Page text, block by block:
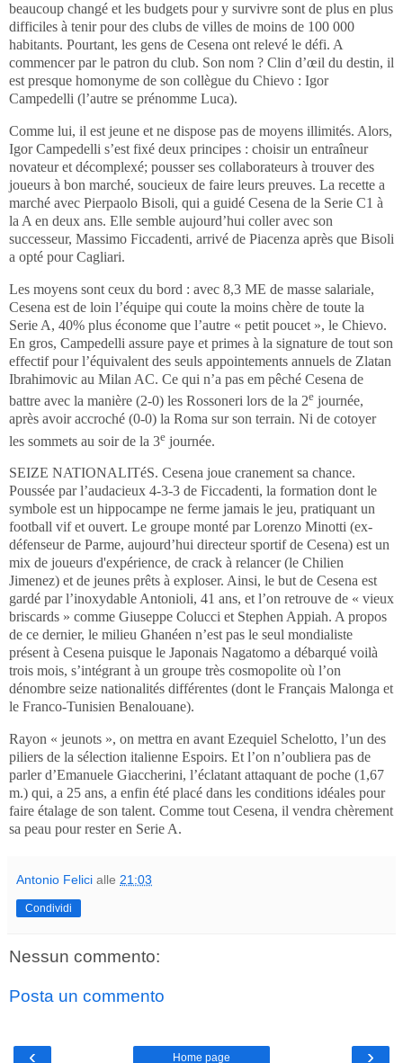
beaucoup changé et les budgets pour y survivre sont de plus en plus
difficiles à tenir pour des clubs de villes de moins de 100 000
habitants. Pourtant, les gens de Cesena ont relevé le défi. A
commencer par le patron du club. Son nom ? Clin d’œil du destin, il
est presque homonyme de son collègue du Chievo : Igor
Campedelli (l’autre se prénomme Luca).
Comme lui, il est jeune et ne dispose pas de moyens illimités. Alors,
Igor Campedelli s’est fixé deux principes : choisir un entraîneur
novateur et décomplexé; pousser ses collaborateurs à trouver des
joueurs à bon marché, soucieux de faire leurs preuves. La recette a
marché avec Pierpaolo Bisoli, qui a guidé Cesena de la Serie C1 à
la A en deux ans. Elle semble aujourd’hui coller avec son
successeur, Massimo Ficcadenti, arrivé de Piacenza après que Bisoli
a opté pour Cagliari.
Les moyens sont ceux du bord : avec 8,3 ME de masse salariale,
Cesena est de loin l’équipe qui coute la moins chère de toute la
Serie A, 40% plus économe que l’autre « petit poucet », le Chievo.
En gros, Campedelli assure paye et primes à la signature de tout son
effectif pour l’équivalent des seuls appointements annuels de Zlatan
Ibrahimovic au Milan AC. Ce qui n’a pas em pêché Cesena de
battre avec la manière (2-0) les Rossoneri lors de la 2e journée,
après avoir accroché (0-0) la Roma sur son terrain. Ni de cotoyer
les sommets au soir de la 3e journée.
SEIZE NATIONALITéS. Cesena joue cranement sa chance.
Poussée par l’audacieux 4-3-3 de Ficcadenti, la formation dont le
symbole est un hippocampe ne ferme jamais le jeu, pratiquant un
football vif et ouvert. Le groupe monté par Lorenzo Minotti (ex-
défenseur de Parme, aujourd’hui directeur sportif de Cesena) est un
mix de joueurs d'expérience, de crack à relancer (le Chilien
Jimenez) et de jeunes prêts à exploser. Ainsi, le but de Cesena est
gardé par l’inoxydable Antonioli, 41 ans, et l’on retrouve de « vieux
briscards » comme Giuseppe Colucci et Stephen Appiah. A propos
de ce dernier, le milieu Ghanéen n’est pas le seul mondialiste
présent à Cesena puisque le Japonais Nagatomo a débarqué voilà
trois mois, s’intégrant à un groupe très cosmopolite où l’on
dénombre seize nationalités différentes (dont le Français Malonga et
le Franco-Tunisien Benalouane).
Rayon « jeunots », on mettra en avant Ezequiel Schelotto, l’un des
piliers de la sélection italienne Espoirs. Et l’on n’oubliera pas de
parler d’Emanuele Giaccherini, l’éclatant attaquant de poche (1,67
m.) qui, a 25 ans, a enfin été placé dans les conditions idéales pour
faire étalage de son talent. Comme tout Cesena, il vendra chèrement
sa peau pour rester en Serie A.
Antonio Felici alle 21:03
Condividi
Nessun commento:
Posta un commento
‹ ›
Home page